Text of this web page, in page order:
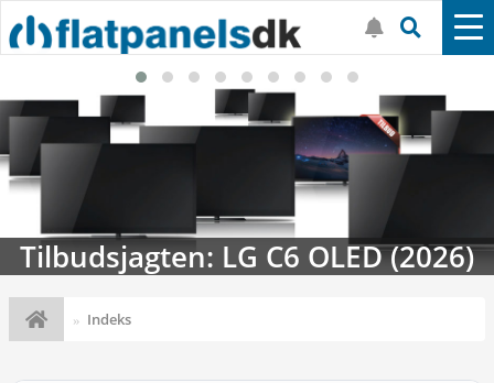
Tilbudsjagten: LG C6 OLED (2026)
Indeks